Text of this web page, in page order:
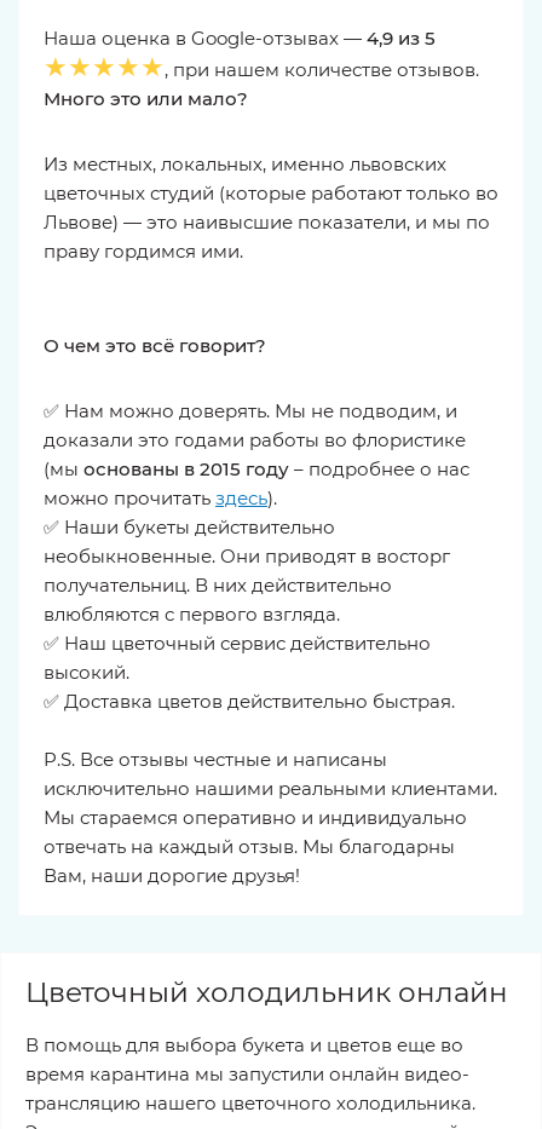
Наша оценка в Google-отзывах — 4,9 из 5
★★★★★, при нашем количестве отзывов.
Много это или мало?
Из местных, локальных, именно львовских
цветочных студий (которые работают только во
Львове) — это наивысшие показатели, и мы по
праву гордимся ими.
О чем это всё говорит?
✅ Нам можно доверять. Мы не подводим, и
доказали это годами работы во флористике
(мы основаны в 2015 году – подробнее о нас
можно прочитать здесь).
✅ Наши букеты действительно
необыкновенные. Они приводят в восторг
получательниц. В них действительно
влюбляются с первого взгляда.
✅ Наш цветочный сервис действительно
высокий.
✅ Доставка цветов действительно быстрая.
P.S. Все отзывы честные и написаны
исключительно нашими реальными клиентами.
Мы стараемся оперативно и индивидуально
отвечать на каждый отзыв. Мы благодарны
Вам, наши дорогие друзья!
Цветочный холодильник онлайн
В помощь для выбора букета и цветов еще во
время карантина мы запустили онлайн видео-
трансляцию нашего цветочного холодильника.